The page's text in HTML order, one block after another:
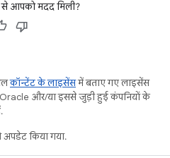
से आपको मदद मिली?
कॉन्टेंट के लाइसेंसमें बताए गए लाइसेंस
और/या इससे जुड़ी हुई कंपनियों के
किया गया.